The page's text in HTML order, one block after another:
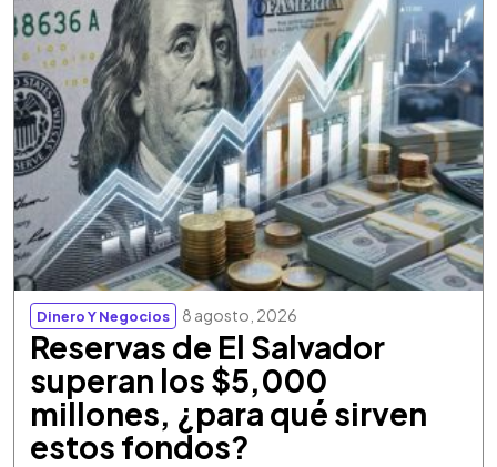
Dinero Y Negocios 8 agosto, 2026
Reservas de El Salvador
superan los $5,000
millones, ¿para qué sirven
estos fondos?